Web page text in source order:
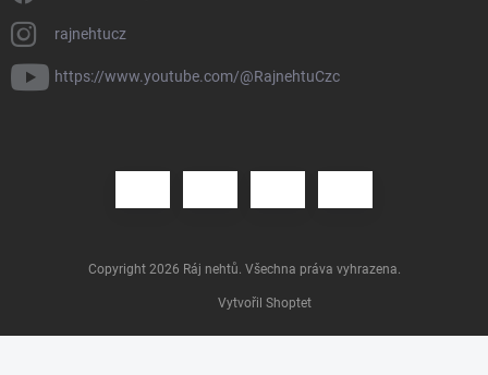
rajnehtucz
https://www.youtube.com/@RajnehtuCzc
Vytvořil Shoptet
Copyright 2026 Ráj nehtů. Všechna práva vyhrazena.